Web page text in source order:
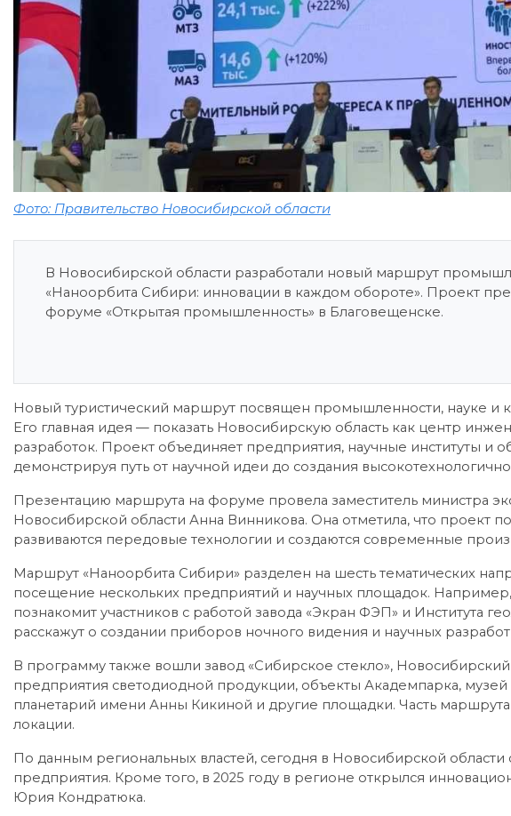
Фото: Правительство Новосибирской области
В Новосибирской области разработали новый маршрут
«Наноорбита Сибири: инновации в каждом обороте». Проект
форуме «Открытая промышленность» в Благовещенске.
Новый туристический маршрут посвящен промышленности, науке и
Его главная идея — показать Новосибирскую область как центр
разработок. Проект объединяет предприятия, научные институты и
демонстрируя путь от научной идеи до создания
Презентацию маршрута на форуме провела заместитель министра
Новосибирской области Анна Винникова. Она отметила, что проект
развиваются передовые технологии и создаются современные
Маршрут «Наноорбита Сибири» разделен на шесть тематических
посещение нескольких предприятий и научных площадок.
познакомит участников с работой завода «Экран ФЭП» и Института
расскажут о создании приборов ночного видения и научных
В программу также вошли завод «Сибирское стекло»,
предприятия светодиодной продукции, объекты Академпарка,
планетарий имени Анны Кикиной и другие площадки. Часть
локации.
По данным региональных властей, сегодня в Новосибирской области
предприятия. Кроме того, в 2025 году в регионе открылся
Юрия Кондратюка.